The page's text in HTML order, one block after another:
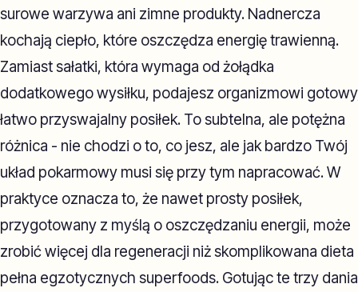
surowe warzywa ani zimne produkty. Nadnercza
kochają ciepło, które oszczędza energię trawienną.
Zamiast sałatki, która wymaga od żołądka
dodatkowego wysiłku, podajesz organizmowi
łatwo przyswajalny posiłek. To subtelna, ale potężna
różnica - nie chodzi o to, co jesz, ale jak bardzo Twój
układ pokarmowy musi się przy tym napracować. W
praktyce oznacza to, że nawet prosty posiłek,
przygotowany z myślą o oszczędzaniu energii, może
zrobić więcej dla regeneracji niż skomplikowana dieta
pełna egzotycznych superfoods. Gotując te trzy